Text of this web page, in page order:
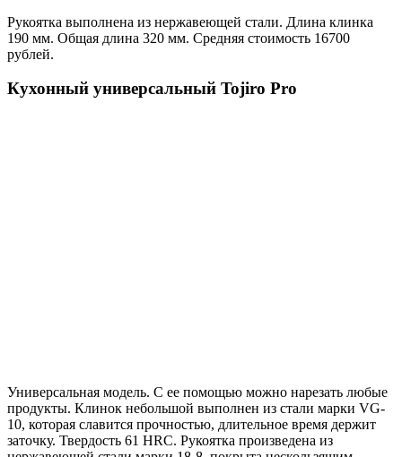
Рукоятка выполнена из нержавеющей стали. Длина клинка
190 мм. Общая длина 320 мм. Средняя стоимость 16700
рублей.
Кухонный универсальный Tojiro Pro
Универсальная модель. С ее помощью можно нарезать любые
продукты. Клинок небольшой выполнен из стали марки VG-
10, которая славится прочностью, длительное время держит
заточку. Твердость 61 HRC. Рукоятка произведена из